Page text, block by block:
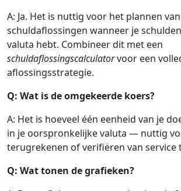
A: Ja. Het is nuttig voor het plannen van
schuldaflossingen wanneer je
valuta hebt. Combineer dit met een
schuldaflossingscalculatorvoor een
aflossingsstrategie.
Q: Wat is de omgekeerde koers?
A: Het is hoeveel één eenheid van je
in je oorspronkelijke valuta — nuttig
terugrekenen of verifiëren van service
Q: Wat tonen de grafieken?